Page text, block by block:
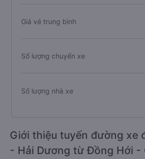
Giá vé trung bình
Số lượng chuyến xe
Số lượng nhà xe
Giới thiệu tuyến đường xe
- Hải Dương từ Đồng Hới -